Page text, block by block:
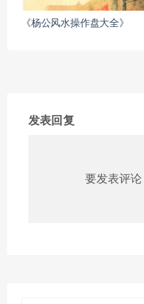
《杨公风水操作盘大全》
发表回复
要发表评